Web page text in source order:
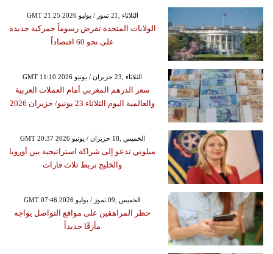
GMT 21:25 2026 الثلاثاء ,21 تموز / يوليو
الولايات المتحدة تفرض رسوماً جمركية جديدة
على نحو 60 اقتصاداً
GMT 11:10 2026 الثلاثاء ,23 حزيران / يونيو
سعر الدرهم المغربي أمام العملات العربية
والعالمية اليوم الثلاثاء 23 يونيو/ حزيران 2026
GMT 20:37 2026 الخميس ,18 حزيران / يونيو
ميلوني تدعو إلى شراكة استراتيجية بين أوروبا
والخليج تربط ثلاث قارات
GMT 07:46 2026 الخميس ,09 تموز / يوليو
حظر المراهقين على مواقع التواصل يواجه
مأزقًا جديداً